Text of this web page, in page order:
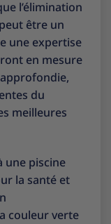
l’élimination
être un
une expertise
en mesure
du
meilleures
une piscine
la santé et
couleur verte